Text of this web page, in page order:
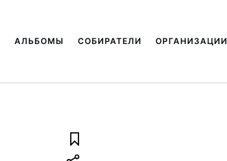
АЛЬБОМЫ СОБИРАТЕЛИ ОРГАНИЗАЦИИ